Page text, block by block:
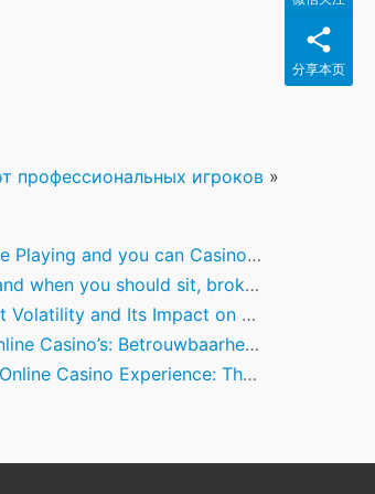
профессиональных игроков »
which niagara falls real money have Sophisticated Incentives
up and you may double down is a starting point to have basic method
and Its Impact on Gameplay Dynamics
Innovatie en Toekomstperspectieven
The Crucial Role of Fast Withdrawals
分享本页